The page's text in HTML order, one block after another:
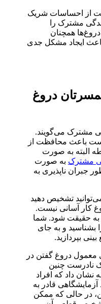
از احساسات شریک
مشترک را
دروغ‌ها همچنان
ایجاد مشکل جدی
دروغ
مشترک می‌گویند.
باعث محافظت از
البته به صورت
مشترک به صورت
جبران ناپذیری به
تشخیص دهید
کار آسانی نیست.
به حقیقت شود. شما
بشناسید و به جای
بپردازید.
معمول دروغ گفتن در
نادرست چنین
نشان داد که افراد
آزمایشگاهی قادر به
در حالی که ممکن